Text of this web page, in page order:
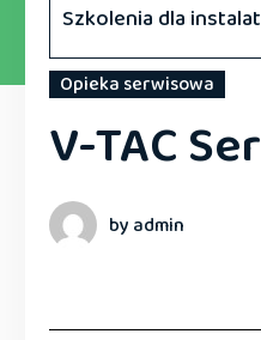
Szkolenia dla
Opieka serwisowa
V-TAC
by admin